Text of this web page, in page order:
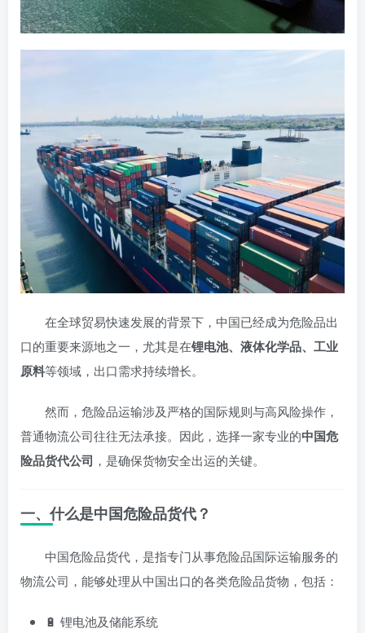
在全球贸易快速发展的背景下，中国已经成为危险品出
口的重要来源地之一，尤其是在锂电池、液体化学品、工业
原料等领域，出口需求持续增长。
然而，危险品运输涉及严格的国际规则与高风险操作，
普通物流公司往往无法承接。因此，选择一家专业的中国危
险品货代公司 ，是确保货物安全出运的关键。
一、什么是中国危险品货代？
中国危险品货代，是指专门从事危险品国际运输服务的
物流公司，能够处理从中国出口的各类危险品货物，包括：
🔋 锂电池及储能系统